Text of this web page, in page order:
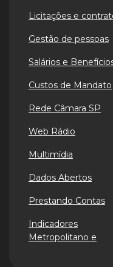
Licitações e
Gestão de pessoas
Salários e
Custos de Mandato
Rede Câmara SP
Web Rádio
Multimídia
Dados Abertos
Prestando Contas
Indicadores
Metropolitano e